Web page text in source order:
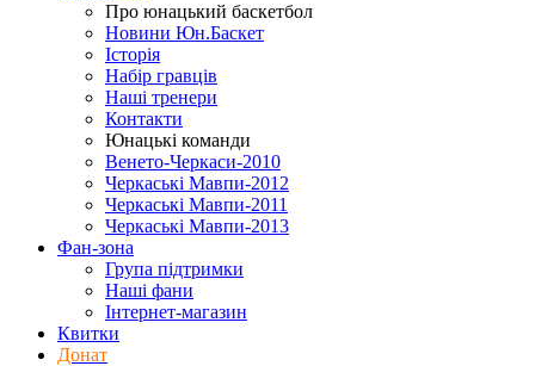
Про юнацький баскетбол
Новини Юн.Баскет
Історія
Набір гравців
Наші тренери
Контакти
Юнацькі команди
Венето-Черкаси-2010
Черкаські Мавпи-2012
Черкаські Мавпи-2011
Черкаські Мавпи-2013
Фан-зона
Група підтримки
Наші фани
Інтернет-магазин
Квитки
Донат